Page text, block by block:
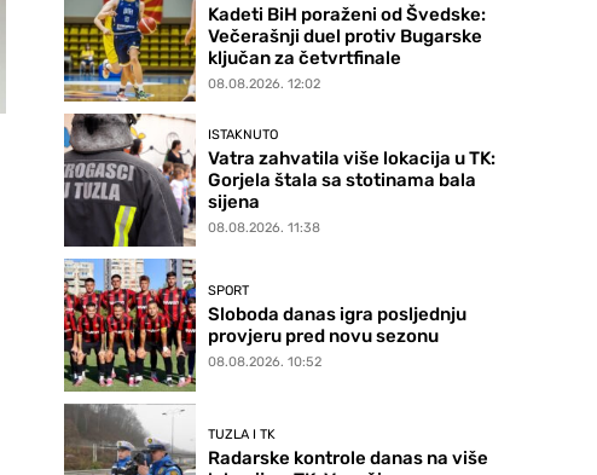
Kadeti BiH poraženi od Švedske:
Večerašnji duel protiv Bugarske
ključan za četvrtfinale
08.08.2026. 12:02
ISTAKNUTO
Vatra zahvatila više lokacija u TK:
Gorjela štala sa stotinama bala
sijena
08.08.2026. 11:38
SPORT
Sloboda danas igra posljednju
provjeru pred novu sezonu
08.08.2026. 10:52
TUZLA I TK
Radarske kontrole danas na više